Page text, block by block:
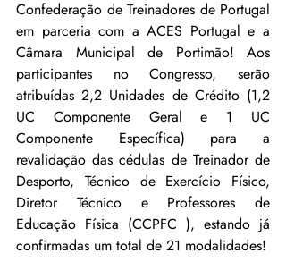
Confederação de Treinadores de Portugal
em parceria com a ACES Portugal e a
Câmara Municipal de Portimão! Aos
participantes no Congresso, serão
atribuídas 2,2 Unidades de Crédito (1,2
UC Componente Geral e 1 UC
Componente Específica) para a
revalidação das cédulas de Treinador de
Desporto, Técnico de Exercício Físico,
Diretor Técnico e Professores de
Educação Física (CCPFC ), estando já
confirmadas um total de 21 modalidades!